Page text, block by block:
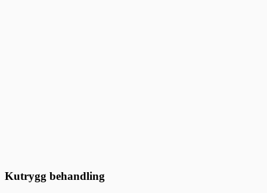
Kutrygg behandling